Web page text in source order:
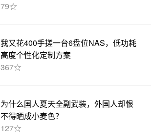
79☆
我又花400手搓一台6盘位NAS，低功耗
高度个性化定制方案
367☆
为什么国人夏天全副武装，外国人却恨
不得晒成小麦色？
127☆